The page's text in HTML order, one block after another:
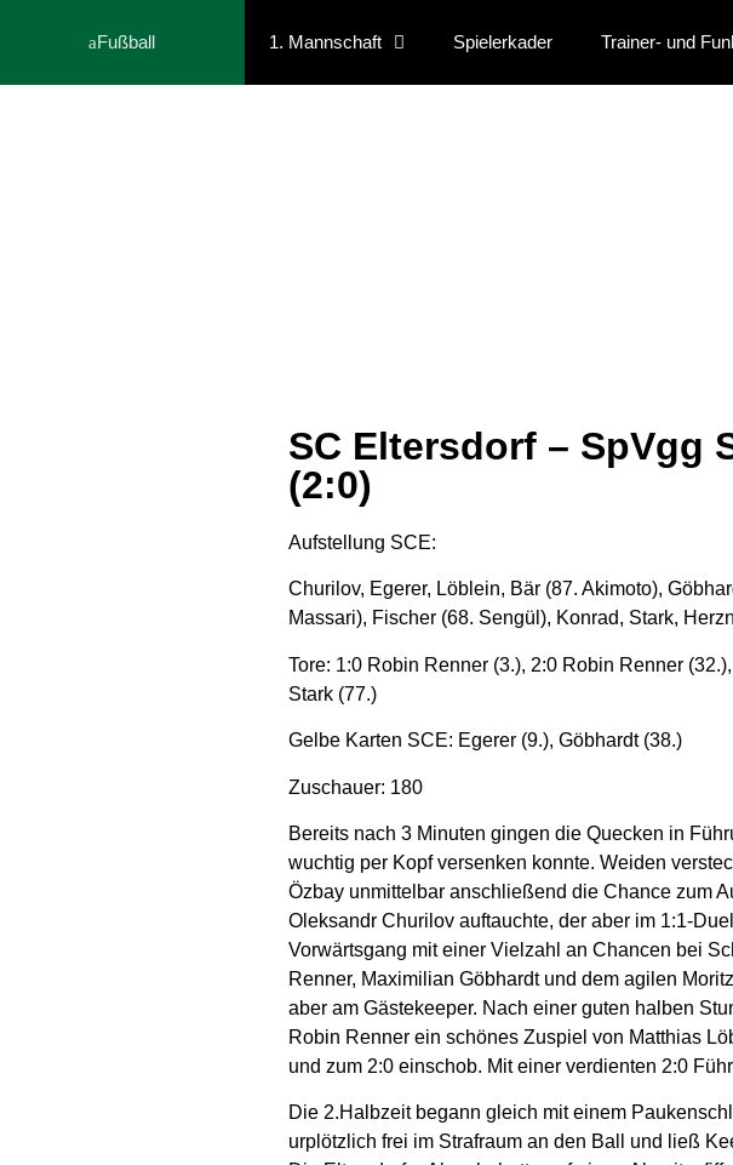
Fußball 1. Mannschaft Spielerkader Trainer- und
SC Eltersdorf – SpVgg
(2:0)
Aufstellung SCE:
Churilov, Egerer, Löblein, Bär (87. Akimoto),
Massari), Fischer (68. Sengül), Konrad, Stark,
Tore: 1:0 Robin Renner (3.), 2:0 Robin Renner
Stark (77.)
Gelbe Karten SCE: Egerer (9.), Göbhardt (38.)
Zuschauer: 180
Bereits nach 3 Minuten gingen die Quecken in
wuchtig per Kopf versenken konnte. Weiden
Özbay unmittelbar anschließend die Chance zum
Oleksandr Churilov auftauchte, der aber im 1:1-
Vorwärtsgang mit einer Vielzahl an Chancen bei
Renner, Maximilian Göbhardt und dem agilen
aber am Gästekeeper. Nach einer guten halben
Robin Renner ein schönes Zuspiel von Matthias
und zum 2:0 einschob. Mit einer verdienten 2:0
Die 2.Halbzeit begann gleich mit einem
urplötzlich frei im Strafraum an den Ball und ließ